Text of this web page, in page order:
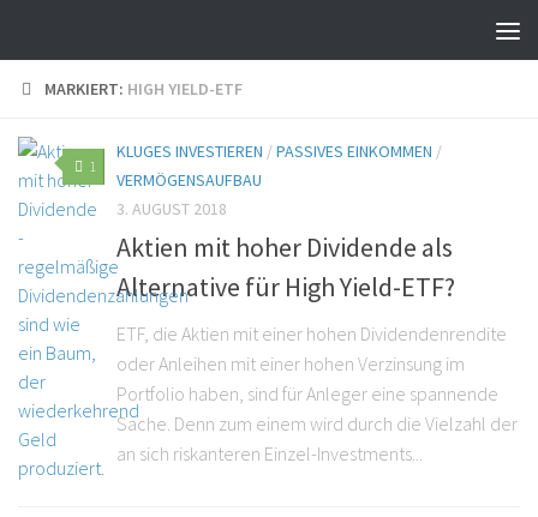
MARKIERT: HIGH YIELD-ETF
1
KLUGES INVESTIEREN /PASSIVES EINKOMMEN /
VERMÖGENSAUFBAU
3. AUGUST 2018
Aktien mit hoher Dividende als
Alternative für High Yield-ETF?
ETF, die Aktien mit einer hohen Dividendenrendite
oder Anleihen mit einer hohen Verzinsung im
Portfolio haben, sind für Anleger eine spannende
Sache. Denn zum einem wird durch die Vielzahl der
an sich riskanteren Einzel-Investments...